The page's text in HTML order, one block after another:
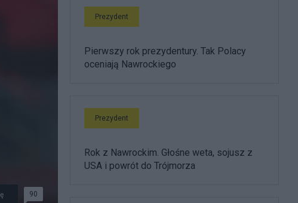
90
Prezydent
Pierwszy rok prezydentury. Tak Polacy
oceniają Nawrockiego
Prezydent
Rok z Nawrockim. Głośne weta, sojusz z
USA i powrót do Trójmorza